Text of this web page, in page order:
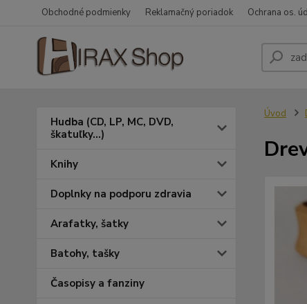
Obchodné podmienky Reklamačný poriadok Ochrana os.
Hudba (CD, LP, MC, DVD,
škatuľky...)
Knihy
Doplnky na podporu zdravia
Arafatky, šatky
Batohy, tašky
Časopisy a fanziny
Úvod